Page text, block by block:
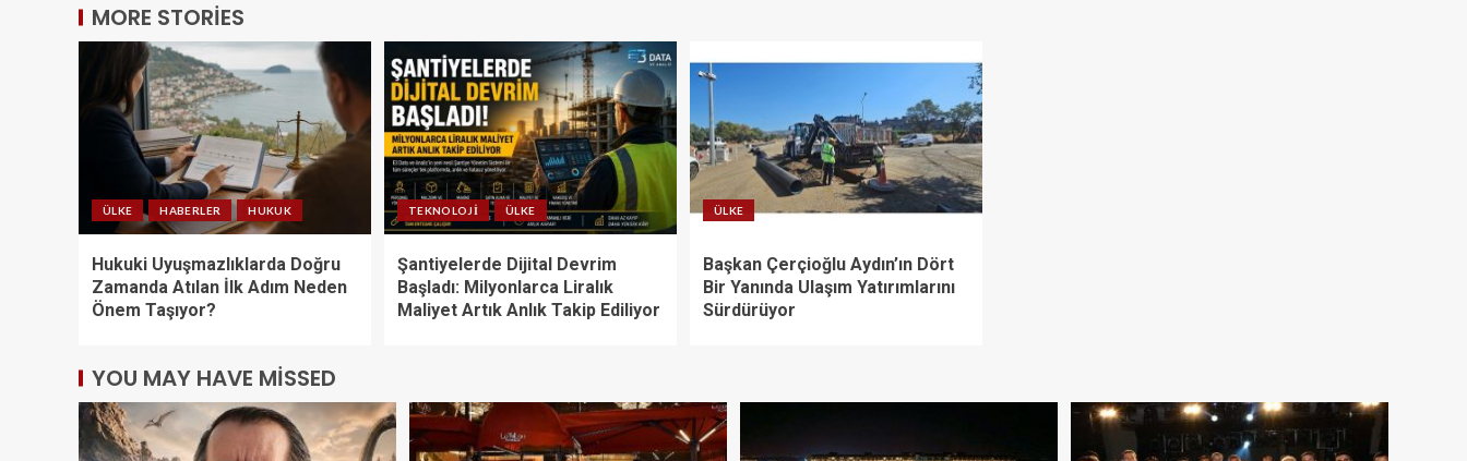
MORE STORIES
ÜLKE HABERLER HUKUK
Hukuki Uyuşmazlıklarda Doğru
Zamanda Atılan İlk Adım Neden
Önem Taşıyor?
TEKNOLOJI ÜLKE
Şantiyelerde Dijital Devrim
Başladı: Milyonlarca Liralık
Maliyet Artık Anlık Takip Ediliyor
ÜLKE
Başkan Çerçioğlu Aydın’ın Dört
Bir Yanında Ulaşım Yatırımlarını
Sürdürüyor
YOU MAY HAVE MISSED